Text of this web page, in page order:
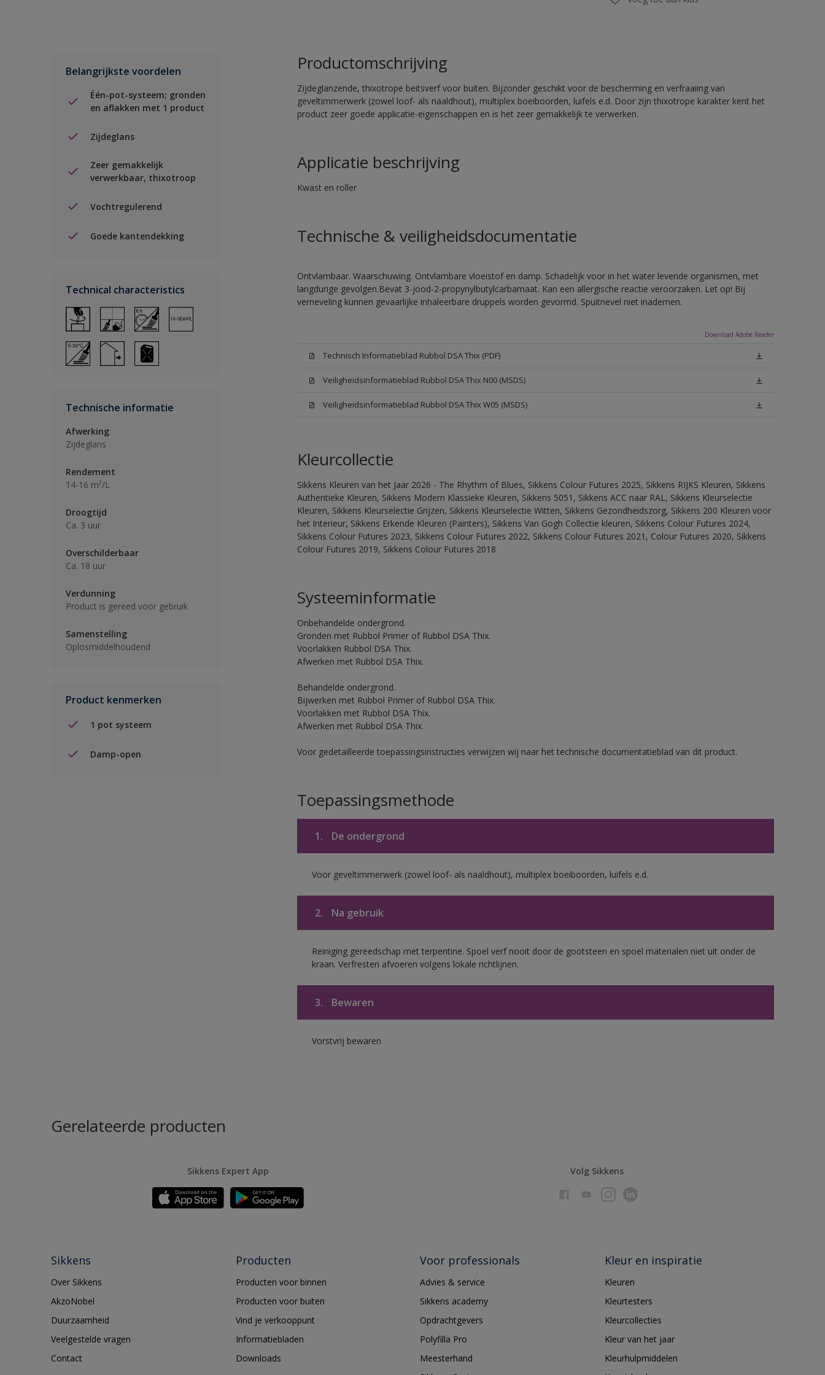
Belangrijkste voordelen
Één-pot-systeem; gronden
en aflakken met 1 product
Zijdeglans
Zeer gemakkelijk
verwerkbaar, thixotroop
Vochtregulerend
Goede kantendekking
Technical characteristics
Technische informatie
Afwerking
Zijdeglans
Rendement
14-16 m²/L
Droogtijd
Ca. 3 uur
Overschilderbaar
Ca. 18 uur
Verdunning
Product is gereed voor gebruik
Samenstelling
Oplosmiddelhoudend
Product kenmerken
1 pot systeem
Damp-open
Productomschrijving
Zijdeglanzende, thixotrope beitsverf voor buiten. Bijzonder geschikt voor de bescherming en verfraaiing van
geveltimmerwerk (zowel loof- als naaldhout), multiplex boeiboorden, luifels e.d. Door zijn thixotrope karakter kent het
product zeer goede applicatie-eigenschappen en is het zeer gemakkelijk te verwerken.
Applicatie beschrijving
Kwast en roller
Technische & veiligheidsdocumentatie
Ontvlambaar. Waarschuwing. Ontvlambare vloeistof en damp. Schadelijk voor in het water levende organismen, met
langdurige gevolgen.Bevat 3-jood-2-propynylbutylcarbamaat. Kan een allergische reactie veroorzaken. Let op! Bij
verneveling kunnen gevaarlijke inhaleerbare druppels worden gevormd. Spuitnevel niet inademen.
Download Adobe Reader
Technisch Informatieblad Rubbol DSA Thix (PDF)
Veiligheidsinformatieblad Rubbol DSA Thix N00 (MSDS)
Veiligheidsinformatieblad Rubbol DSA Thix W05 (MSDS)
Kleurcollectie
Sikkens Kleuren van het Jaar 2026 - The Rhythm of Blues, Sikkens Colour Futures 2025, Sikkens RIJKS Kleuren, Sikkens
Authentieke Kleuren, Sikkens Modern Klassieke Kleuren, Sikkens 5051, Sikkens ACC naar RAL, Sikkens Kleurselectie
Kleuren, Sikkens Kleurselectie Grijzen, Sikkens Kleurselectie Witten, Sikkens Gezondheidszorg, Sikkens 200 Kleuren voor
het Interieur, Sikkens Erkende Kleuren (Painters), Sikkens Van Gogh Collectie kleuren, Sikkens Colour Futures 2024,
Sikkens Colour Futures 2023, Sikkens Colour Futures 2022, Sikkens Colour Futures 2021, Colour Futures 2020, Sikkens
Colour Futures 2019, Sikkens Colour Futures 2018
Systeeminformatie
Onbehandelde ondergrond.
Gronden met Rubbol Primer of Rubbol DSA Thix.
Voorlakken Rubbol DSA Thix.
Afwerken met Rubbol DSA Thix.
Behandelde ondergrond.
Bijwerken met Rubbol Primer of Rubbol DSA Thix.
Voorlakken met Rubbol DSA Thix.
Afwerken met Rubbol DSA Thix.
Voor gedetailleerde toepassingsinstructies verwijzen wij naar het technische documentatieblad van dit product.
Toepassingsmethode
1. De ondergrond
Voor geveltimmerwerk (zowel loof- als naaldhout), multiplex boeiboorden, luifels e.d.
2. Na gebruik
Reiniging gereedschap met terpentine. Spoel verf nooit door de gootsteen en spoel materialen niet uit onder de
kraan. Verfresten afvoeren volgens lokale richtlijnen.
3. Bewaren
Vorstvrij bewaren
Gerelateerde producten
Sikkens Expert App Volg Sikkens
Sikkens
Over Sikkens
AkzoNobel
Duurzaamheid
Veelgestelde vragen
Contact
Producten
Producten voor binnen
Producten voor buiten
Vind je verkooppunt
Informatiebladen
Downloads
Voor professionals
Advies & service
Sikkens academy
Opdrachtgevers
Polyfilla Pro
Meesterhand
Kleur en inspiratie
Kleuren
Kleurtesters
Kleurcollecties
Kleur van het jaar
Kleurhulpmiddelen